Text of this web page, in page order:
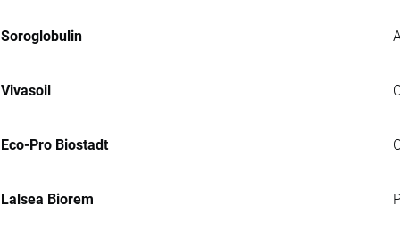
Soroglobulin
Vivasoil
Eco-Pro Biostadt
Lalsea Biorem